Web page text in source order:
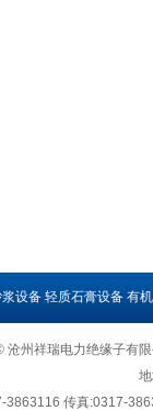
设备 轻质石膏设备 有
沧州祥瑞电力绝缘子有
3863116 传真:0317-